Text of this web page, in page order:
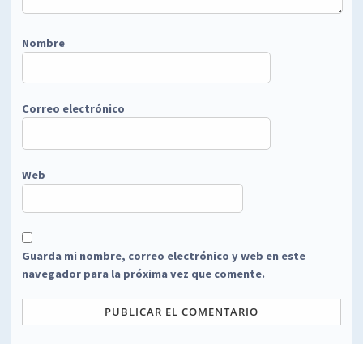
Nombre
Correo electrónico
Web
Guarda mi nombre, correo electrónico y web en este
navegador para la próxima vez que comente.